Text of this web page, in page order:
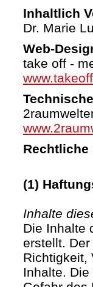
Inhaltlich
Dr. Marie
Web-
take off -
Rechtliche
(1)
Inhalte
Die Inhalte
erstellt.
Richtigkeit,
Inhalte.